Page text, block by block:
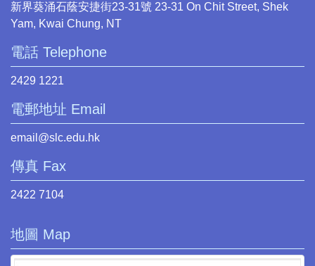
新界葵涌石蔭安捷街23-31號 23-31 On Chit Street, Shek
Yam, Kwai Chung, NT
電話 Telephone
2429 1221
電郵地址 Email
email@slc.edu.hk
傳真 Fax
2422 7104
地圖 Map